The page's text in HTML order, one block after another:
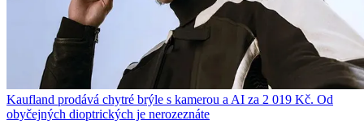
Kaufland prodává chytré brýle s kamerou a AI za 2 019 Kč. Od
obyčejných dioptrických je nerozeznáte